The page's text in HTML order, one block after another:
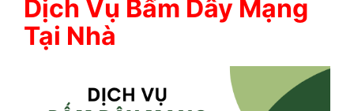
Dịch Vụ Bấm Dây Mạng
Tại Nhà